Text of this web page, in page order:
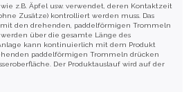
wie z.B. Äpfel usw. verwendet, deren Kontaktzeit
Zusätze) kontrolliert werden muss. Das
den drehenden, paddelförmigen Trommeln
über die gesamte Länge des
kann kontinuierlich mit dem Produkt
paddelförmigen Trommeln drücken
Der Produktauslauf wird auf der